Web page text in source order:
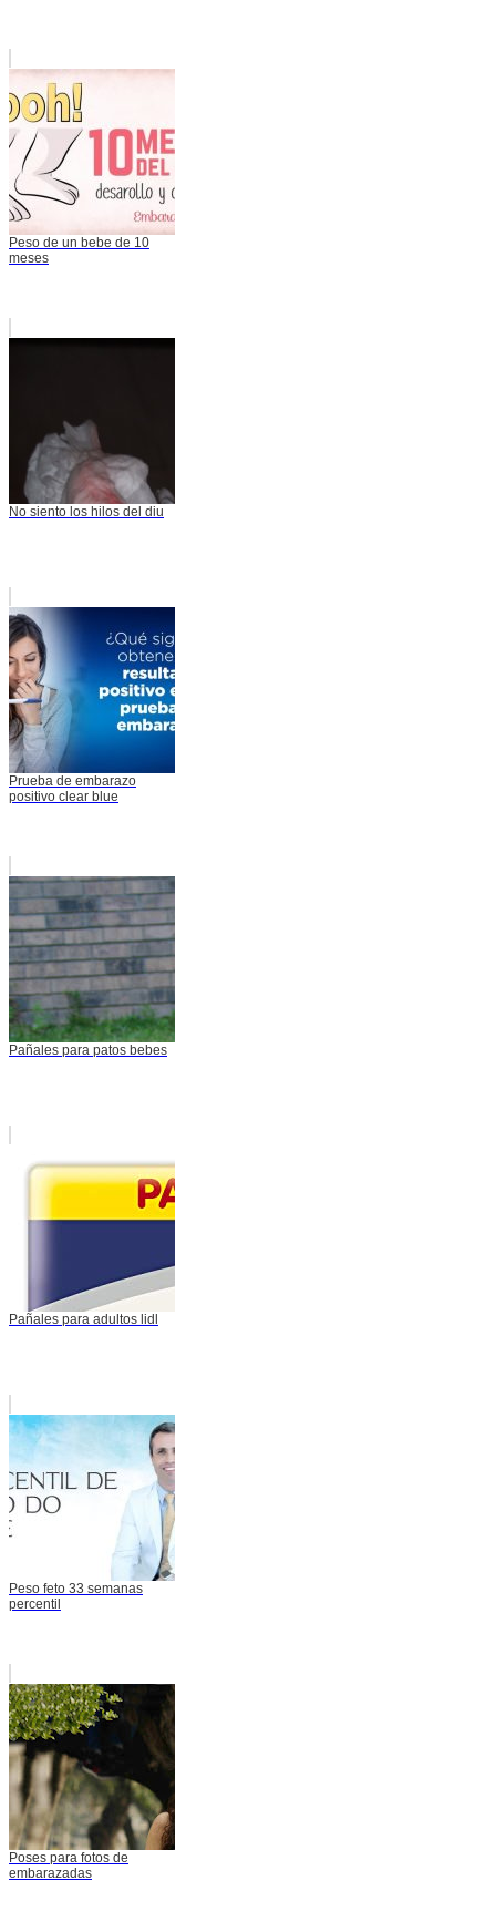
Peso de un bebe de 10
meses
No siento los hilos del diu
Prueba de embarazo
positivo clear blue
Pañales para patos bebes
Pañales para adultos lidl
Peso feto 33 semanas
percentil
Poses para fotos de
embarazadas